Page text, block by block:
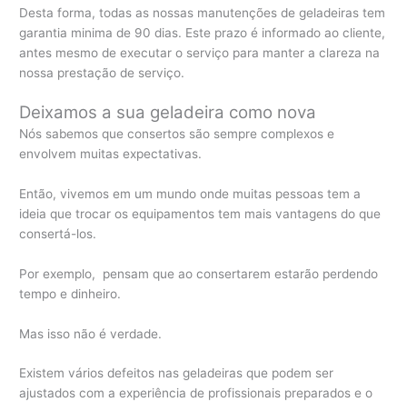
Desta forma, todas as nossas manutenções de geladeiras tem
garantia minima de 90 dias. Este prazo é informado ao cliente,
antes mesmo de executar o serviço para manter a clareza na
nossa prestação de serviço.
Deixamos a sua geladeira como nova
Nós sabemos que consertos são sempre complexos e
envolvem muitas expectativas.
Então, vivemos em um mundo onde muitas pessoas tem a
ideia que trocar os equipamentos tem mais vantagens do que
consertá-los.
Por exemplo, pensam que ao consertarem estarão perdendo
tempo e dinheiro.
Mas isso não é verdade.
Existem vários defeitos nas geladeiras que podem ser
ajustados com a experiência de profissionais preparados e o